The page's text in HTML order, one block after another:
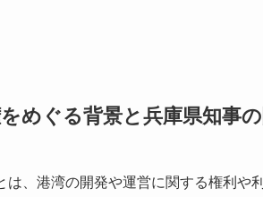
めぐる背景と兵庫県知事
は、港湾の開発や運営に関する権利や